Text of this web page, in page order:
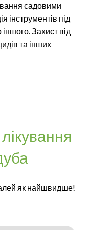
садовими
інструментів під
Захист від
та інших
лікування
як найшвидше!